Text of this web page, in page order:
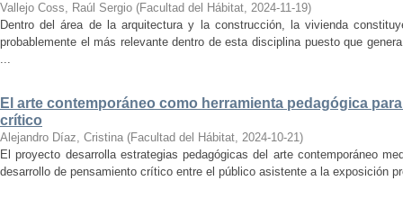
Vallejo Coss, Raúl Sergio (Facultad del Hábitat, 2024-11-19)
Dentro del área de la arquitectura y la construcción, la vivienda
probablemente el más relevante dentro de esta disciplina puesto que
...
El arte contemporáneo como herramienta pedagógica
crítico
Alejandro Díaz, Cristina (Facultad del Hábitat, 2024-10-21)
El proyecto desarrolla estrategias pedagógicas del arte contemporáneo
desarrollo de pensamiento crítico entre el público asistente a la exposición